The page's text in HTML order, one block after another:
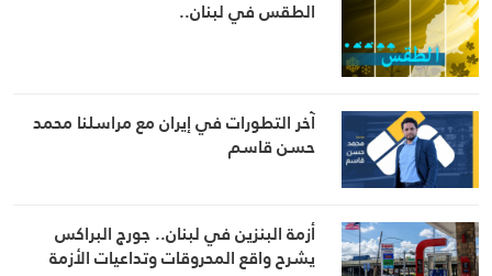
الطقس في لبنان..
آخر التطورات في إيران مع مراسلنا محمد
حسن قاسم
أزمة البنزين في لبنان.. جورج البراكس
يشرح واقع المحروقات وتداعيات الأزمة